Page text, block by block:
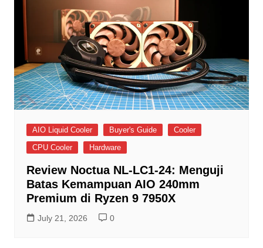
AIO Liquid Cooler Buyer's Guide
Cooler
CPU Cooler
Hardware
Review Noctua NL-LC1-24: Menguji
Batas Kemampuan AIO 240mm
Premium di Ryzen 9 7950X
July 21, 2026 0